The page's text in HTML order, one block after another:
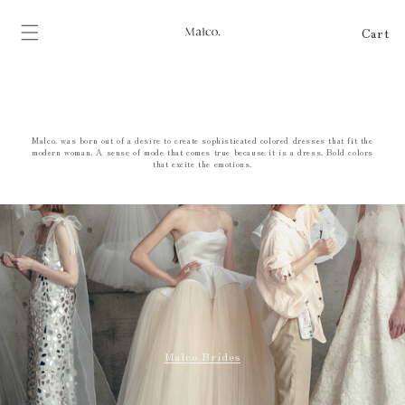
Cart
Cart
Malco. was born out of a desire to create sophisticated colored dresses that fit the
modern woman. A sense of mode that comes true because it is a dress. Bold colors
that excite the emotions.
Malco.Brides